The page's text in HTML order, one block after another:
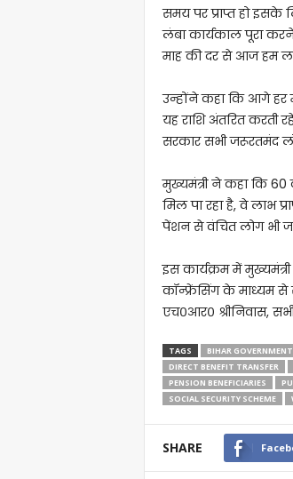
समय पर प्राप्त हो इसके
लंबा कार्यकाल पूरा
माह की दर से आज हम
उन्होंने कहा कि आगे हर
यह राशि अंतरित करती
सरकार सभी जरूरतमंद
मुख्यमंत्री ने कहा कि 60
मिल पा रहा है, वे लाभ
पेंशन से वंचित लोग भी
इस कार्यक्रम में
कॉन्फ्रेंसिंग के माध्यम से
एच०आर० श्रीनिवास,
TAGS BIHAR GOVERNMENT
DIRECT BENEFIT TRANSFER
PENSION BENEFICIARIES
SOCIAL SECURITY SCHEME
SHARE